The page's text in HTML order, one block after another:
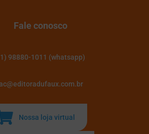
Fale conosco
98880-1011 (whatsapp)
Nossa loja virtual